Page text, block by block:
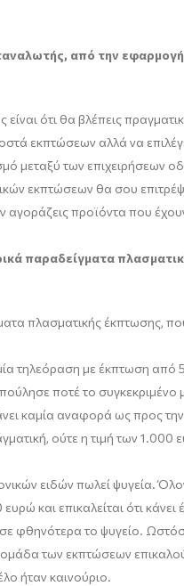
από την
είναι ότι θα βλέπεις
εκπτώσεων αλλά να
μεταξύ των επιχειρήσεων
εκπτώσεων θα σου
αγοράζεις προϊόντα που
παραδείγματα
πλασματικής έκπτωσης,
τηλεόραση με έκπτωση από
ποτέ το
καμία αναφορά ως προς
ούτε η τιμή των 1.000
ειδών πωλεί ψυγεία.
ευρώ και επικαλείται ότι
φθηνότερα το ψυγείο.
των εκπτώσεων
ήταν καινούριο.